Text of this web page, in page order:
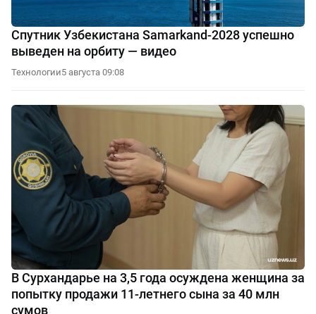
Спутник Узбекистана Samarkand-2028 успешно
выведен на орбиту — видео
Технологии5 августа 09:08
В Сурхандарье на 3,5 года осуждена женщина за
попытку продажи 11-летнего сына за 40 млн
сумов